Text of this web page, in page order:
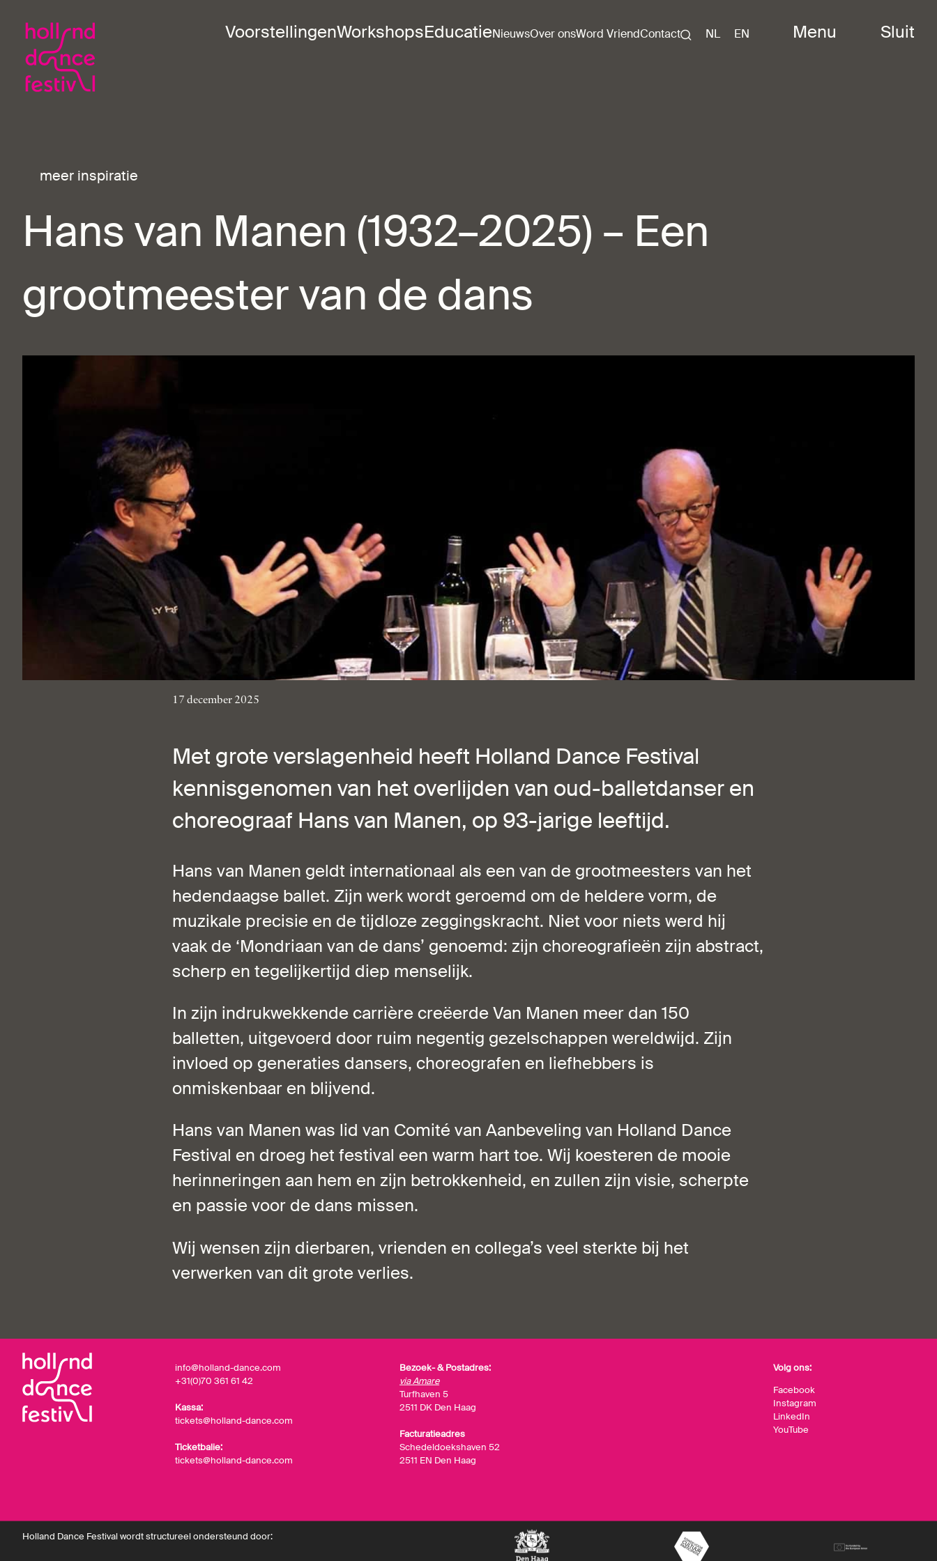
VoorstellingenWorkshopsEducatieNieuwsOver onsWord VriendContact NL EN Menu Sluit
meer inspiratie
Hans van Manen (1932–2025) – Een
grootmeester van de dans
17 december 2025
Met grote verslagenheid heeft Holland Dance Festival
kennisgenomen van het overlijden van oud-balletdanser en
choreograaf Hans van Manen, op 93-jarige leeftijd.
Hans van Manen geldt internationaal als een van de grootmeesters van het
hedendaagse ballet. Zijn werk wordt geroemd om de heldere vorm, de
muzikale precisie en de tijdloze zeggingskracht. Niet voor niets werd hij
vaak de ‘Mondriaan van de dans’ genoemd: zijn choreografieën zijn abstract,
scherp en tegelijkertijd diep menselijk.
In zijn indrukwekkende carrière creëerde Van Manen meer dan 150
balletten, uitgevoerd door ruim negentig gezelschappen wereldwijd. Zijn
invloed op generaties dansers, choreografen en liefhebbers is
onmiskenbaar en blijvend.
Hans van Manen was lid van Comité van Aanbeveling van Holland Dance
Festival en droeg het festival een warm hart toe. Wij koesteren de mooie
herinneringen aan hem en zijn betrokkenheid, en zullen zijn visie, scherpte
en passie voor de dans missen.
Wij wensen zijn dierbaren, vrienden en collega’s veel sterkte bij het
verwerken van dit grote verlies.
info@holland-dance.com
+31(0)70 361 61 42
Kassa:
tickets@holland-dance.com
Ticketbalie:
tickets@holland-dance.com
Bezoek- & Postadres:
via Amare
Turfhaven 5
2511 DK Den Haag
Facturatieadres
Schedeldoekshaven 52
2511 EN Den Haag
Volg ons:
Facebook
Instagram
LinkedIn
YouTube
Holland Dance Festival wordt structureel ondersteund door: